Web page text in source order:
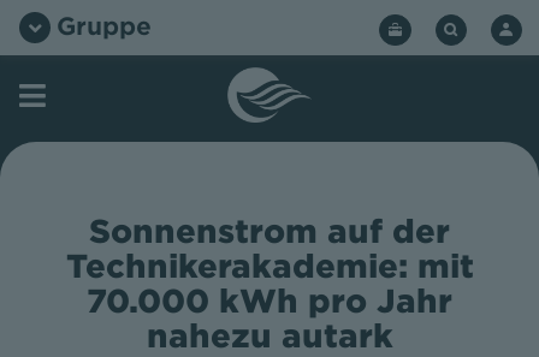
Zum
InhaltGruppe
Sonnenstrom auf der
Technikerakademie: mit
70.000 kWh pro Jahr
nahezu autark